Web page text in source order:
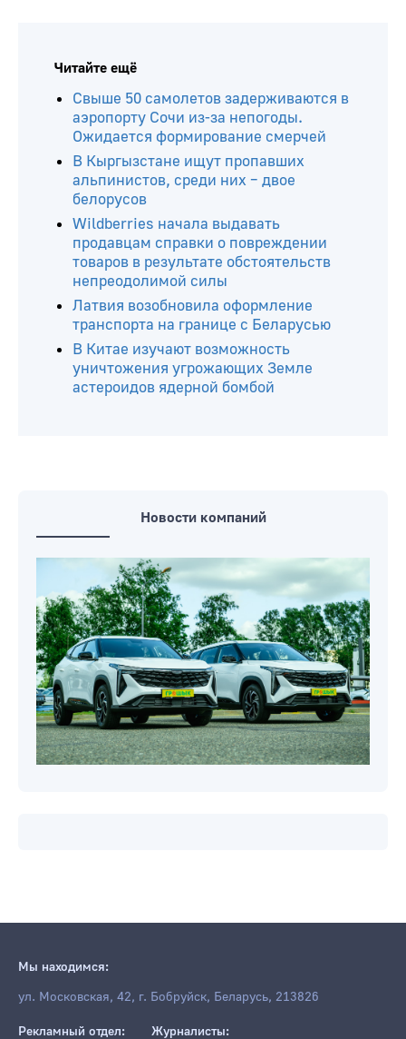
Читайте ещё
Свыше 50 самолетов задерживаются в
аэропорту Сочи из-за непогоды.
Ожидается формирование смерчей
В Кыргызстане ищут пропавших
альпинистов, среди них – двое
белорусов
Wildberries начала выдавать
продавцам справки о повреждении
товаров в результате обстоятельств
непреодолимой силы
Латвия возобновила оформление
транспорта на границе с Беларусью
В Китае изучают возможность
уничтожения угрожающих Земле
астероидов ядерной бомбой
Новости компаний
Мы находимся:
ул. Московская, 42, г. Бобруйск, Беларусь, 213826
Рекламный отдел: Журналисты: